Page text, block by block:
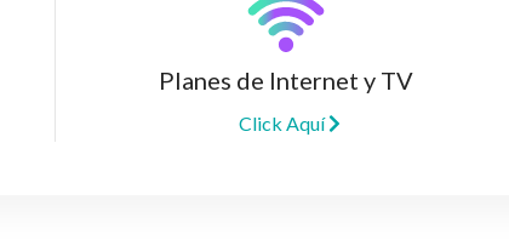
Planes de Internet y TV
Click Aquí